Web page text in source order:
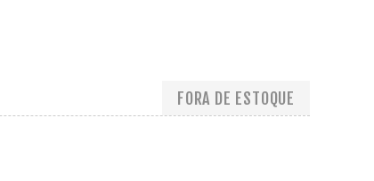
FORA DE ESTOQUE